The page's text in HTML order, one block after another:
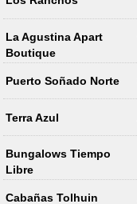
La Agustina Apart
Boutique
Puerto Soñado Norte
Terra Azul
Bungalows Tiempo
Libre
Cabañas Tolhuin